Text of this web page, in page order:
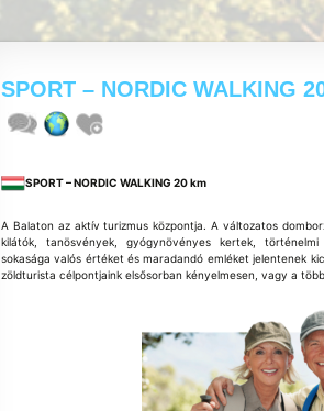
SPORT – NORDIC WALKING
SPORT – NORDIC WALKING 20 km
A Balaton az aktív turizmus központja. A változatos
kilátók, tanösvények, gyógynövényes kertek,
sokasága valós értéket és maradandó emléket jelentenek
zöldturista célpontjaink elsősorban kényelmesen, vagy a